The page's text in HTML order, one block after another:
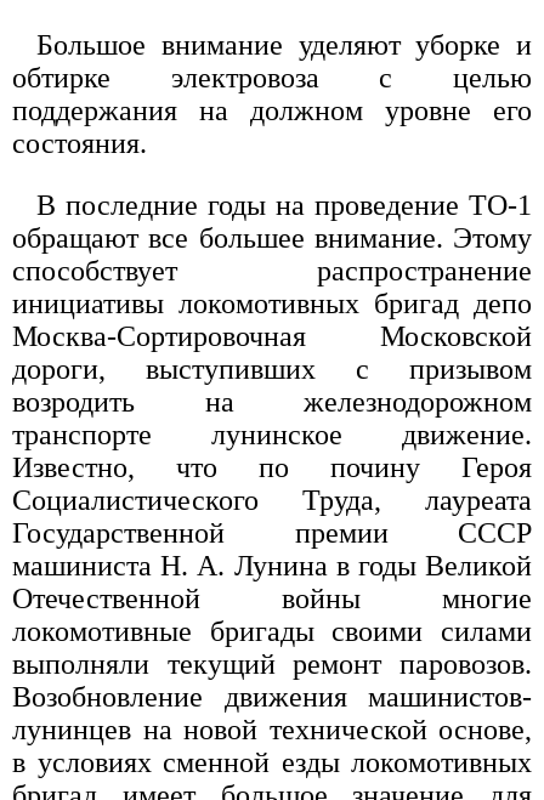
Большое внимание уделяют уборке и
обтирке электровоза с целью
поддержания на должном уровне его
состояния.
В последние годы на проведение ТО-1
обращают все большее внимание. Этому
способствует распространение
инициативы локомотивных бригад депо
Москва-Сортировочная Московской
дороги, выступивших с призывом
возродить на железнодорожном
транспорте лунинское движение.
Известно, что по почину Героя
Социалистического Труда, лауреата
Государственной премии СССР
машиниста Н. А. Лунина в годы Великой
Отечественной войны многие
локомотивные бригады своими силами
выполняли текущий ремонт паровозов.
Возобновление движения машинистов-
лунинцев на новой технической основе,
в условиях сменной езды локомотивных